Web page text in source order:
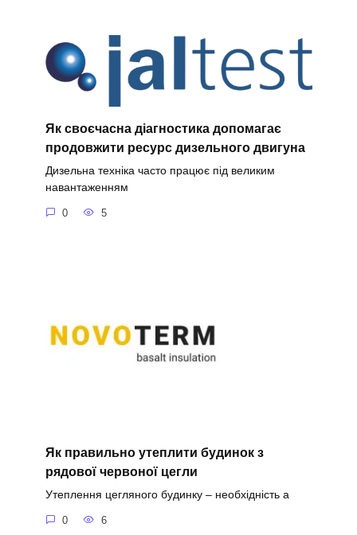
Як своєчасна діагностика допомагає
продовжити ресурс дизельного двигуна
Дизельна техніка часто працює під великим
навантаженням
0 5
Як правильно утеплити будинок з
рядової червоної цегли
Утеплення цегляного будинку – необхідність а
0 6